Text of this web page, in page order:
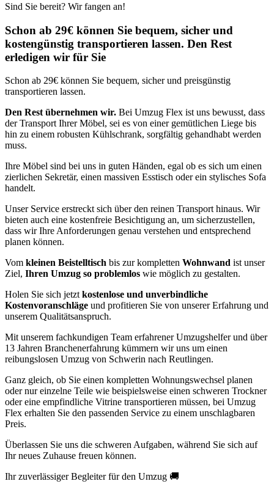
Sind Sie bereit? Wir fangen an!
Schon ab 29€ können Sie bequem, sicher und
kostengünstig transportieren lassen. Den Rest
erledigen wir für Sie
Schon ab 29€ können Sie bequem, sicher und preisgünstig
transportieren lassen.
Den Rest übernehmen wir. Bei Umzug Flex ist uns bewusst, dass
der Transport Ihrer Möbel, sei es von einer gemütlichen Liege bis
hin zu einem robusten Kühlschrank, sorgfältig gehandhabt werden
muss.
Ihre Möbel sind bei uns in guten Händen, egal ob es sich um einen
zierlichen Sekretär, einen massiven Esstisch oder ein stylisches Sofa
handelt.
Unser Service erstreckt sich über den reinen Transport hinaus. Wir
bieten auch eine kostenfreie Besichtigung an, um sicherzustellen,
dass wir Ihre Anforderungen genau verstehen und entsprechend
planen können.
Vom kleinen Beistelltisch bis zur kompletten Wohnwand ist unser
Ziel, Ihren Umzug so problemlos wie möglich zu gestalten.
Holen Sie sich jetzt kostenlose und unverbindliche
Kostenvoranschläge und profitieren Sie von unserer Erfahrung und
unserem Qualitätsanspruch.
Mit unserem fachkundigen Team erfahrener Umzugshelfer und über
13 Jahren Branchenerfahrung kümmern wir uns um einen
reibungslosen Umzug von Schwerin nach Reutlingen.
Ganz gleich, ob Sie einen kompletten Wohnungswechsel planen
oder nur einzelne Teile wie beispielsweise einen schweren Trockner
oder eine empfindliche Vitrine transportieren müssen, bei Umzug
Flex erhalten Sie den passenden Service zu einem unschlagbaren
Preis.
Überlassen Sie uns die schweren Aufgaben, während Sie sich auf
Ihr neues Zuhause freuen können.
Ihr zuverlässiger Begleiter für den Umzug 🚚